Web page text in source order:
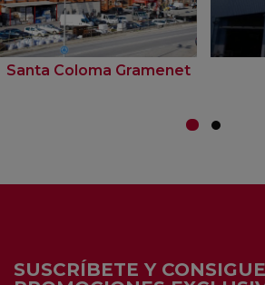
Santa Coloma Gramenet
SUSCRÍBETE Y CONSIGUE